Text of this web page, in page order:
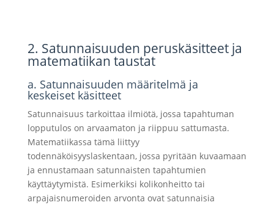
2. Satunnaisuuden peruskäsitteet ja
matematiikan taustat
a. Satunnaisuuden määritelmä ja
keskeiset käsitteet
Satunnaisuus tarkoittaa ilmiötä, jossa tapahtuman
lopputulos on arvaamaton ja riippuu sattumasta.
Matematiikassa tämä liittyy
todennäköisyyslaskentaan, jossa pyritään kuvaamaan
ja ennustamaan satunnaisten tapahtumien
käyttäytymistä. Esimerkiksi kolikonheitto tai
arpajaisnumeroiden arvonta ovat satunnaisia